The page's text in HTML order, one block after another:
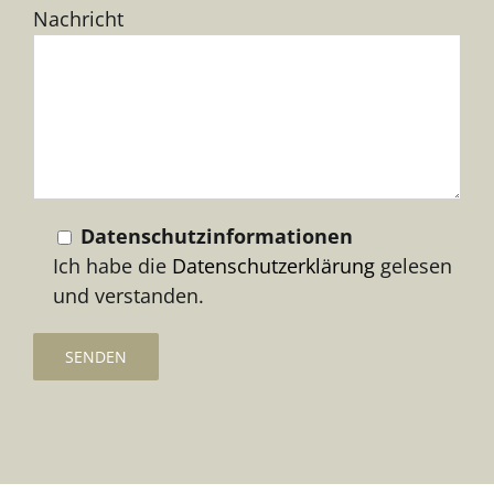
lasse
Nachricht
Datenschutzinformationen
Ich habe die Datenschutzerklärung gelesen
und verstanden.